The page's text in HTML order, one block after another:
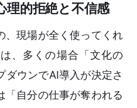
理的拒絶と不信感
、現場が全く使ってくれ
、多くの場合「文化の
ダウンでAI導入が決定さ
「自分の仕事が奪われる